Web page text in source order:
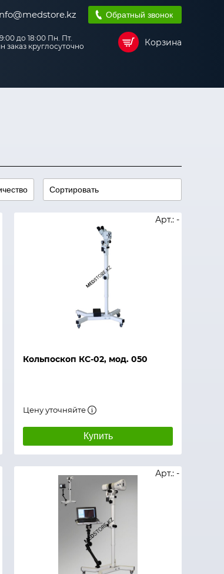
Обратный звонок
до 18:00 Пн. Пт.
заказ круглосуточно
Корзина
Кольпоскоп КС-02, мод. 050
Арт.: -
Цену уточняйте
Купить
Арт.: -